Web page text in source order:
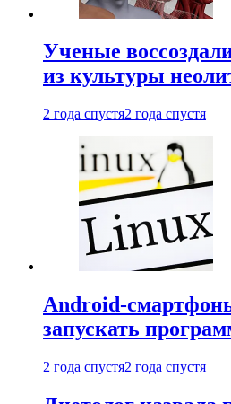
Ученые
из культуры
2 года спустя2 года спустя
Android-
запускать
2 года спустя2 года спустя